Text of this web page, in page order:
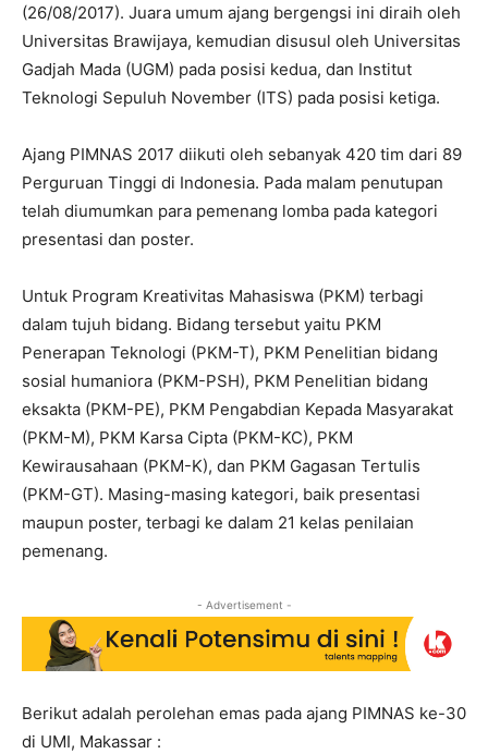
(26/08/2017). Juara umum ajang bergengsi ini diraih oleh
Universitas Brawijaya, kemudian disusul oleh Universitas
Gadjah Mada (UGM) pada posisi kedua, dan Institut
Teknologi Sepuluh November (ITS) pada posisi ketiga.
Ajang PIMNAS 2017 diikuti oleh sebanyak 420 tim dari 89
Perguruan Tinggi di Indonesia. Pada malam penutupan
telah diumumkan para pemenang lomba pada kategori
presentasi dan poster.
Untuk Program Kreativitas Mahasiswa (PKM) terbagi
dalam tujuh bidang. Bidang tersebut yaitu PKM
Penerapan Teknologi (PKM-T), PKM Penelitian bidang
sosial humaniora (PKM-PSH), PKM Penelitian bidang
eksakta (PKM-PE), PKM Pengabdian Kepada Masyarakat
(PKM-M), PKM Karsa Cipta (PKM-KC), PKM
Kewirausahaan (PKM-K), dan PKM Gagasan Tertulis
(PKM-GT). Masing-masing kategori, baik presentasi
maupun poster, terbagi ke dalam 21 kelas penilaian
pemenang.
- Advertisement -
Berikut adalah perolehan emas pada ajang PIMNAS ke-30
di UMI, Makassar :